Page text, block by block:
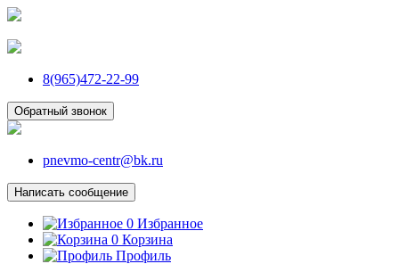
8(965)472-22-99
Обратный звонок
pnevmo-centr@bk.ru
Написать сообщение
0 Избранное
0 Корзина
Профиль